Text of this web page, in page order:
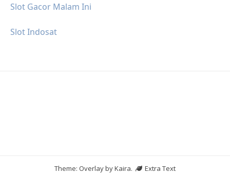
Slot Gacor Malam Ini
Slot Indosat
Theme: Overlay byKaira. Extra Text